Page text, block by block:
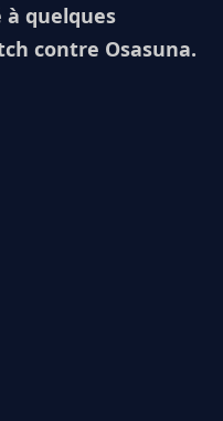
à quelques
contre Osasuna.